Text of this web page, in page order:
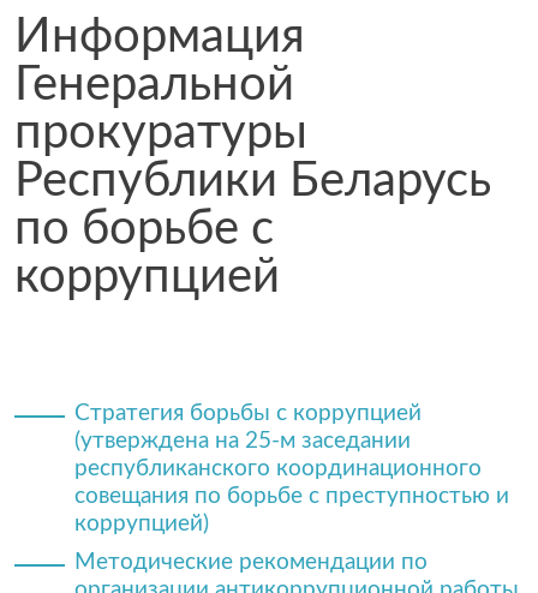
Информация
Генеральной
прокуратуры
Республики Беларусь
по борьбе с
коррупцией
Стратегия борьбы с коррупцией
(утверждена на 25-м заседании
республиканского координационного
совещания по борьбе с преступностью и
коррупцией)
Методические рекомендации по